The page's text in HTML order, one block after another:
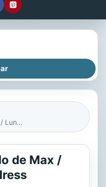
Luna y el vestido de Max / Luna and Max dress
de Max /